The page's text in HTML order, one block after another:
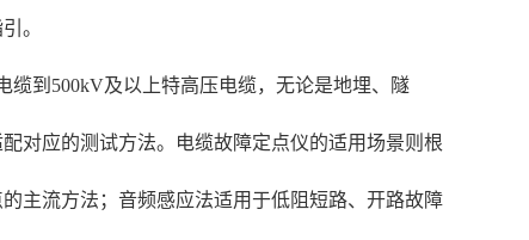
。
到500kV及以上特高压电缆，无论是地埋、隧
对应的测试方法。电缆故障定点仪的适用场景则根
主流方法；音频感应法适用于低阻短路、开路故障